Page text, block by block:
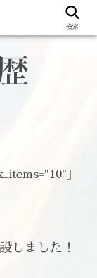
しました！
検索